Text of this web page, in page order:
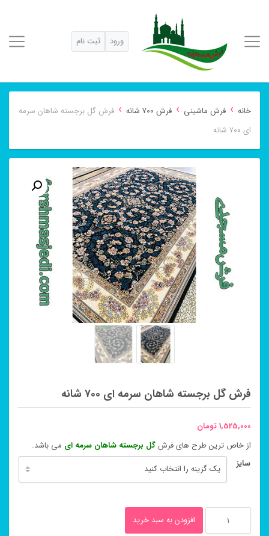
ورود ثبت نام
خانه › فرش ماشینی › فرش 700 شانه › فرش گل برجسته شاهان سرمه
ای ۷۰۰ شانه
فرش گل برجسته شاهان سرمه ای ۷۰۰ شانه
1,525,000تومان
از خاص ترین طرح های فرشگل برجسته شاهان سرمه ای می باشد.
سایز
افزودن به سبد خرید